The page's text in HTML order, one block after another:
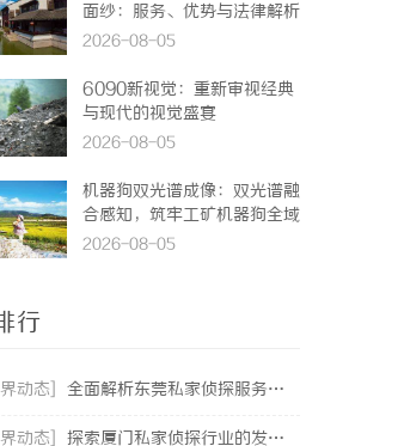
面纱：服务、优势与法律解析
2026-08-05
6090新视觉：重新审视经典
与现代的视觉盛宴
2026-08-05
机器狗双光谱成像：双光谱融
合感知，筑牢工矿机器狗全域
巡检识别能力
2026-08-05
行
动态] 全面解析东莞私家侦探服务：专业侦查助您解决各种疑难问题
动态] 探索厦门私家侦探行业的发展与应用全景